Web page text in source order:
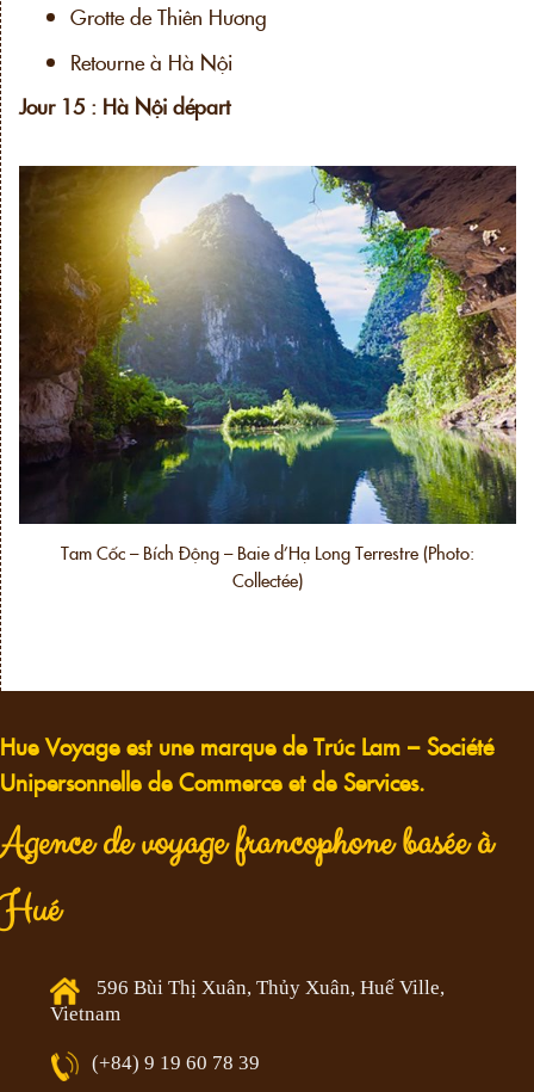
Grotte de Thiên Hương
Retourne à Hà Nội
Jour 15 : Hà Nội départ
Tam Cốc – Bích Động – Baie d’Hạ Long Terrestre (Photo:
Collectée)
Hue Voyage est une marque de Trúc Lam – Société
Unipersonnelle de Commerce et de Services.
Agence de voyage francophone basée à
Hué
596 Bùi Thị Xuân, Thủy Xuân, Huế Ville,
Vietnam
(+84) 9 19 60 78 39